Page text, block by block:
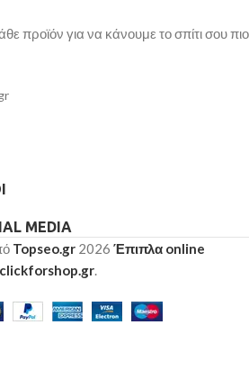
προϊόν για να κάνουμε το σπίτι σου πιο
MEDIA
Topseo.gr2026 Έπιπλα online
clickforshop.gr.